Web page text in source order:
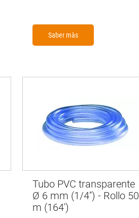
Saber màs
Tubo PVC transparente
Ø 6 mm (1/4'') - Rollo 50
m (164')